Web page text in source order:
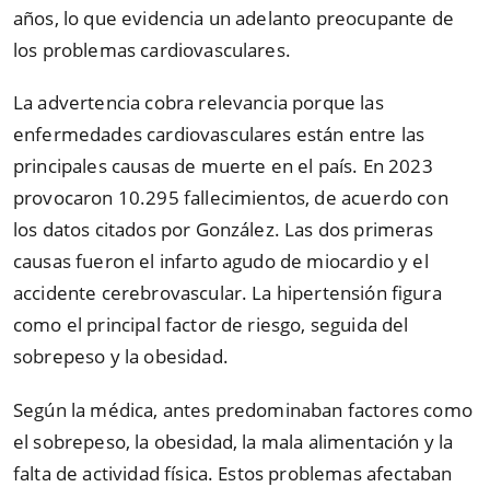
años, lo que evidencia un adelanto preocupante de
los problemas cardiovasculares.
La advertencia cobra relevancia porque las
enfermedades cardiovasculares están entre las
principales causas de muerte en el país. En 2023
provocaron 10.295 fallecimientos, de acuerdo con
los datos citados por González. Las dos primeras
causas fueron el infarto agudo de miocardio y el
accidente cerebrovascular. La hipertensión figura
como el principal factor de riesgo, seguida del
sobrepeso y la obesidad.
Según la médica, antes predominaban factores como
el sobrepeso, la obesidad, la mala alimentación y la
falta de actividad física. Estos problemas afectaban